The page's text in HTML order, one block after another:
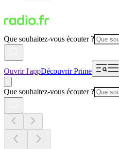
Que souhaitez-vous écouter ?
Ouvrir l'appDécouvrir Prime
Que souhaitez-vous écouter ?